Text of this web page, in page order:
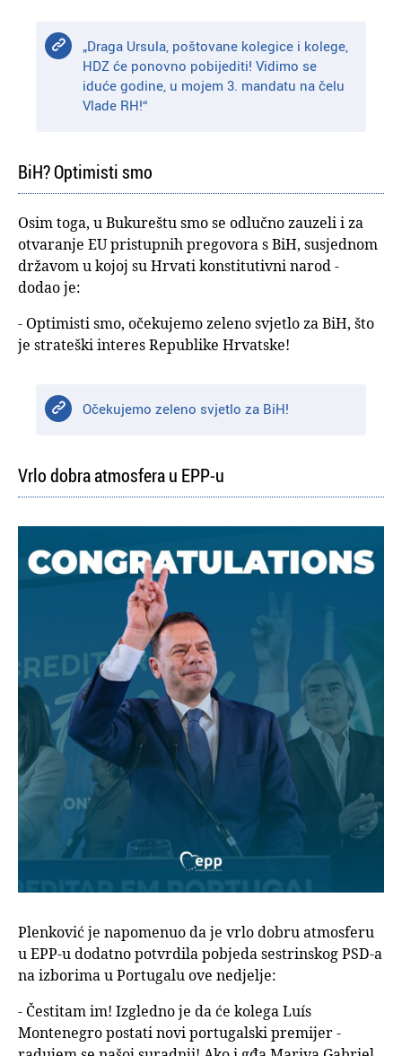
„Draga Ursula, poštovane kolegice i kolege,
HDZ će ponovno pobijediti! Vidimo se
iduće godine, u mojem 3. mandatu na čelu
Vlade RH!“
BiH? Optimisti smo
Osim toga, u Bukureštu smo se odlučno zauzeli i za
otvaranje EU pristupnih pregovora s BiH, susjednom
državom u kojoj su Hrvati konstitutivni narod -
dodao je:
- Optimisti smo, očekujemo zeleno svjetlo za BiH, što
je strateški interes Republike Hrvatske!
Očekujemo zeleno svjetlo za BiH!
Vrlo dobra atmosfera u EPP-u
Plenković je napomenuo da je vrlo dobru atmosferu
u EPP-u dodatno potvrdila pobjeda sestrinskog PSD-a
na izborima u Portugalu ove nedjelje:
- Čestitam im! Izgledno je da će kolega Luís
Montenegro postati novi portugalski premijer -